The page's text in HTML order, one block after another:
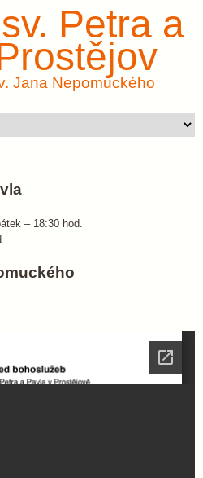
Petra a
Jana Nepomuckého
– 18:30 hod.